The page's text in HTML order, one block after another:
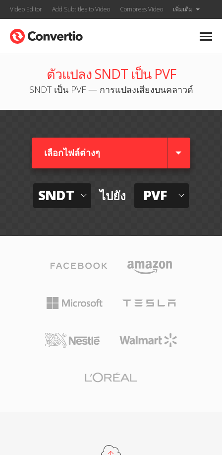
Video Editor Add Subtitles to Video Compress Video เพิ่มเติม
ตัวแปลง SNDT เป็น PVF
SNDT เป็น PVF — การแปลงเสียงบนคลาวด์
เลือกไฟล์ต่างๆ​
SNDT ไปยัง PVF